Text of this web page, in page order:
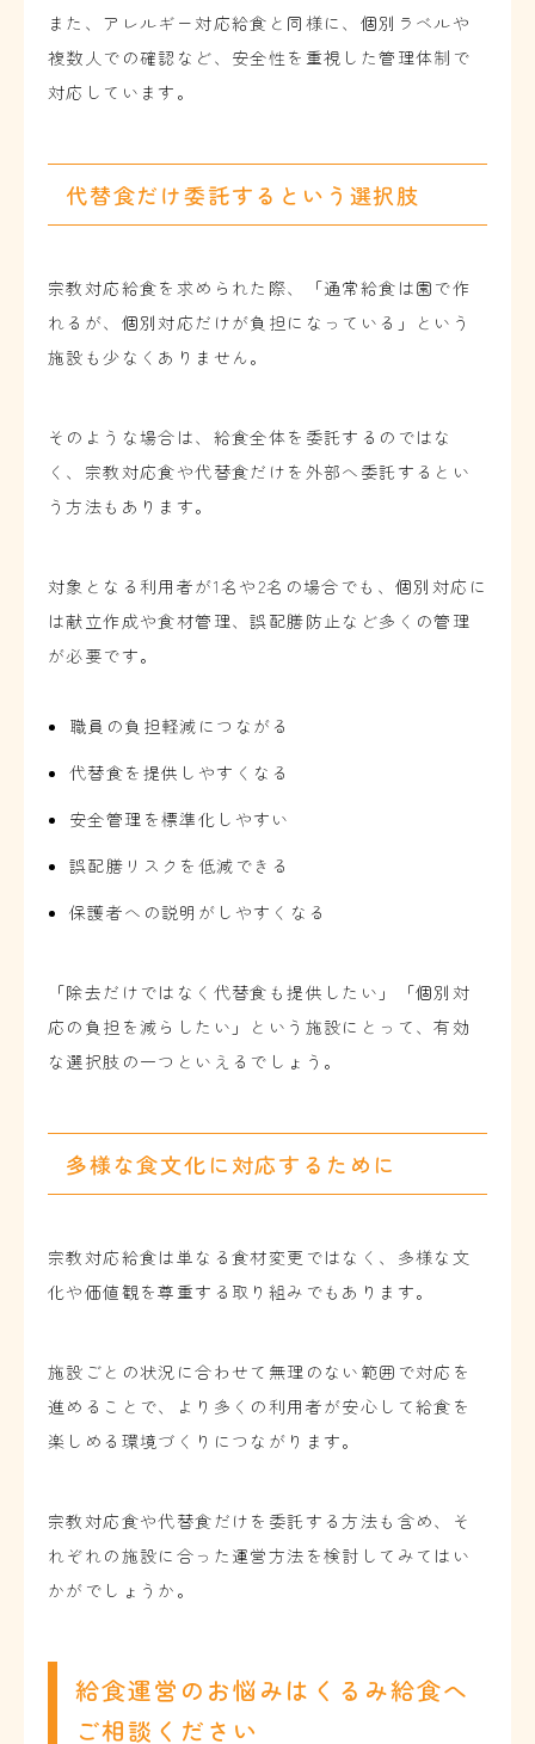
また、アレルギー対応給食と同様に、個別ラベルや
複数人での確認など、安全性を重視した管理体制で
対応しています。
代替食だけ委託するという選択肢
宗教対応給食を求められた際、「通常給食は園で作
れるが、個別対応だけが負担になっている」という
施設も少なくありません。
そのような場合は、給食全体を委託するのではな
く、宗教対応食や代替食だけを外部へ委託するとい
う方法もあります。
対象となる利用者が1名や2名の場合でも、個別対応に
は献立作成や食材管理、誤配膳防止など多くの管理
が必要です。
職員の負担軽減につながる
代替食を提供しやすくなる
安全管理を標準化しやすい
誤配膳リスクを低減できる
保護者への説明がしやすくなる
「除去だけではなく代替食も提供したい」「個別対
応の負担を減らしたい」という施設にとって、有効
な選択肢の一つといえるでしょう。
多様な食文化に対応するために
宗教対応給食は単なる食材変更ではなく、多様な文
化や価値観を尊重する取り組みでもあります。
施設ごとの状況に合わせて無理のない範囲で対応を
進めることで、より多くの利用者が安心して給食を
楽しめる環境づくりにつながります。
宗教対応食や代替食だけを委託する方法も含め、そ
れぞれの施設に合った運営方法を検討してみてはい
かがでしょうか。
給食運営のお悩みはくるみ給食へ
ご相談ください